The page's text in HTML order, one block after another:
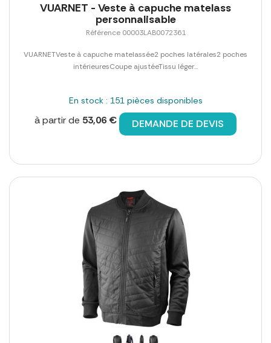
VUARNET - Veste à capuche matelass
personnalisable
Référence 00003LAB0072361
VUARNETVeste à capuche matelassée2 poches latérales2 poches
intérieuresCoupe ajustéeTissu léger...
En stock : 151 pièces disponibles
à partir de 53,06 € DEMANDE DE DEVIS